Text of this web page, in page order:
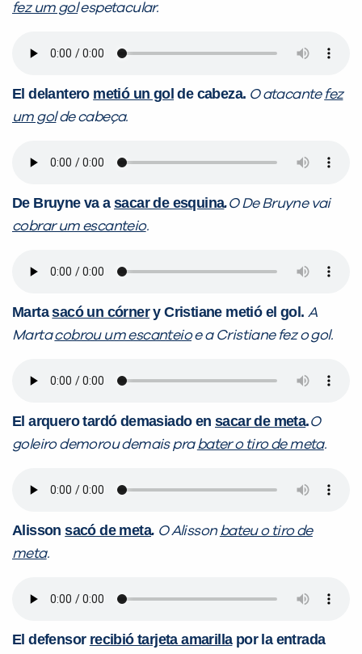
fez um golespetacular.
El delantero metió un gol de cabeza. O atacante fez
um golde cabeça.
De Bruyne va asacar de esquina.O De Bruyne vai
cobrar um escanteio.
Martasacó un córnery Cristiane metió el gol. A
Martacobrou um escanteioe a Cristiane fez o gol.
El arquero tardó demasiado en sacar de meta.O
goleiro demorou demais prabater o tiro de meta.
Alissonsacó de meta. O Alisson bateu o tiro de
meta.
El defensor recibió tarjeta amarillapor la entrada